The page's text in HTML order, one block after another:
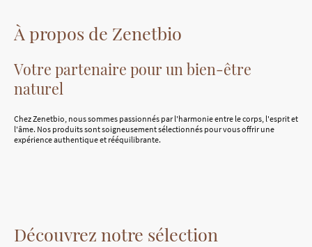
À propos de Zenetbio
Votre partenaire pour un bien-être
naturel
Chez Zenetbio, nous sommes passionnés par l'harmonie entre le corps, l'esprit et
l'âme. Nos produits sont soigneusement sélectionnés pour vous offrir une
expérience authentique et rééquilibrante.
Découvrez notre sélection